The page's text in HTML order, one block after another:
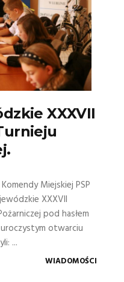
XXXVII
Miejskiej PSP
XXXVII
pod hasłem
otwarciu
...
WIADOMOŚCI